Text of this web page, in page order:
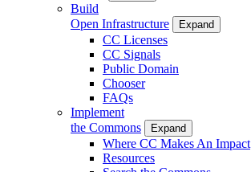
Build
Open Infrastructure
Expand
CC Licenses
CC Signals
Public Domain
Chooser
FAQs
Implement
the Commons
Expand
Where CC Makes An Impact
Resources